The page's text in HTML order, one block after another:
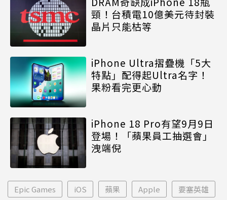
頸！台積電10億美元待封裝
晶片只能枯等
iPhone Ultra摺疊機「5大
特點」配得起Ultra名字！
果粉看完更心動
iPhone 18 Pro有望9月9日
登場！「蘋果員工抽選會」
洩端倪
Epic Games iOS 蘋果 Apple 要塞英雄